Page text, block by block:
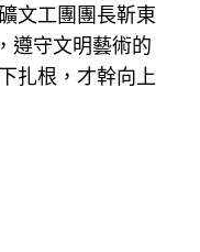
文工團團長靳東
遵守文明藝術的
扎根，才幹向上